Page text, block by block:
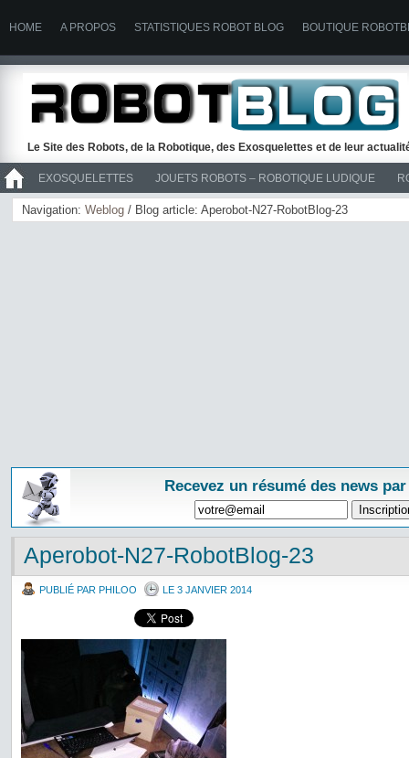
HOME A PROPOS STATISTIQUES ROBOT BLOG BOUTIQUE
Le Site des Robots, de la Robotique, des Exosquelettes et de leur
EXOSQUELETTES JOUETS ROBOTS – ROBOTIQUE LUDIQUE
>> ROBOTS
Navigation: Weblog / Blog article: Aperobot-N27-RobotBlog-23
Recevez un résumé des news
Aperobot-N27-RobotBlog-23
PUBLIÉ PAR PHILOO LE 3 JANVIER 2014